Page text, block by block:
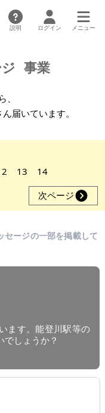
説明 ログイン メニュー
事業
届いています。
13
14
次ページ
ージの一部を掲載して
ます。能登川駅等の
しょうか？